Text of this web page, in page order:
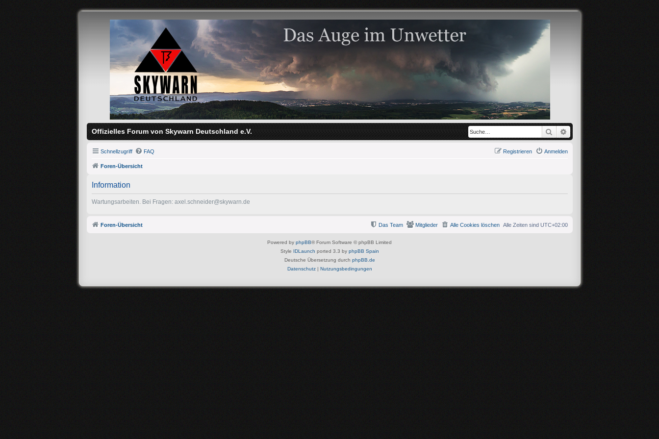
Offizielles Forum von Skywarn Deutschland e.V. Suche
Schnellzugriff FAQ Anmelden
Registrieren
Foren-Übersicht
Information
Wartungsarbeiten. Bei Fragen: axel.schneider@skywarn.de
Foren-Übersicht Alle Zeiten sind UTC+02:00
Alle Cookies löschen
Mitglieder
Das Team
Powered by phpBB® Forum Software © phpBB Limited
Style IDLaunch ported 3.3 by phpBB Spain
Deutsche Übersetzung durch phpBB.de
Datenschutz| Nutzungsbedingungen